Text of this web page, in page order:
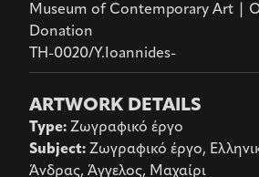
Museum of Contemporary Art |
Donation
TH-0020/Y.Ioannides-
ARTWORK DETAILS
Type: Ζωγραφικό έργο
Subject: Ζωγραφικό έργο,
Άνδρας, Άγγελος, Μαχαίρι